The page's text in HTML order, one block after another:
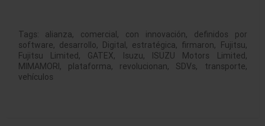
Tags: alianza, comercial, con innovación, definidos por
software, desarrollo, Digital, estratégica, firmaron, Fujitsu,
Fujitsu Limited, GATEX, Isuzu, ISUZU Motors Limited,
MIMAMORI, plataforma, revolucionan, SDVs, transporte,
vehículos